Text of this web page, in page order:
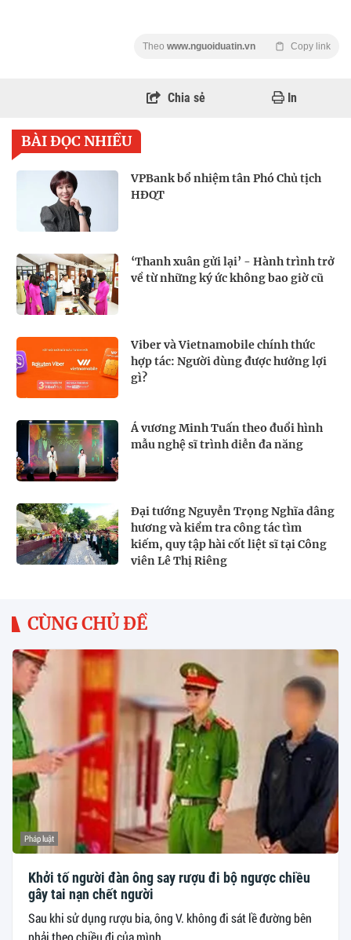
Theo www.nguoiduatin.vn Copy link
Chia sẻ In
BÀI ĐỌC NHIỀU
VPBank bổ nhiệm tân Phó Chủ tịch
HĐQT
‘Thanh xuân gửi lại’ - Hành trình trở
về từ những ký ức không bao giờ cũ
Viber và Vietnamobile chính thức
hợp tác: Người dùng được hưởng lợi
gì?
Á vương Minh Tuấn theo đuổi hình
mẫu nghệ sĩ trình diễn đa năng
Đại tướng Nguyễn Trọng Nghĩa dâng
hương và kiểm tra công tác tìm
kiếm, quy tập hài cốt liệt sĩ tại Công
viên Lê Thị Riêng
CÙNG CHỦ ĐỀ
Pháp luật
Khởi tố người đàn ông say rượu đi bộ ngược chiều
gây tai nạn chết người
Sau khi sử dụng rượu bia, ông V. không đi sát lề đường bên
phải theo chiều đi của mình...